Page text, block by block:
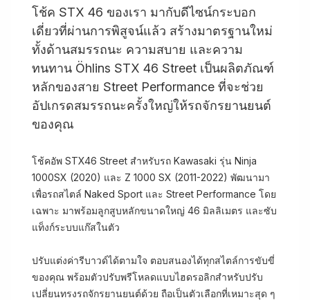
โช้ค STX 46 ของเรา มากับดีไซน์กระบอก
เดี่ยวที่ผ่านการพิสูจน์แล้ว สร้างมาตรฐานใหม่
ทั้งด้านสมรรถนะ ความสบาย และความ
ทนทาน Öhlins STX 46 Street เป็นผลิตภัณฑ์
หลักของสาย Street Performance ที่จะช่วย
อัปเกรดสมรรถนะครั้งใหญ่ให้รถจักรยานยนต์
ของคุณ
โช้คอัพ STX46 Street สำหรับรถ Kawasaki รุ่น Ninja
1000SX (2020) และ Z 1000 SX (2011-2022) พัฒนามา
เพื่อรถสไตล์ Naked Sport และ Street Performance โดย
เฉพาะ มาพร้อมลูกสูบหลักขนาดใหญ่ 46 มิลลิเมตร และซับ
แท็งก์ระบบแก๊สในตัว
ปรับแต่งค่ารีบาวด์ได้ตามใจ ตอบสนองได้ทุกสไตล์การขับขี่
ของคุณ พร้อมตัวปรับพรีโหลดแบบไฮดรอลิกสำหรับปรับ
เปลี่ยนทรงรถจักรยานยนต์ด้วย ถือเป็นตัวเลือกที่เหมาะสุด ๆ